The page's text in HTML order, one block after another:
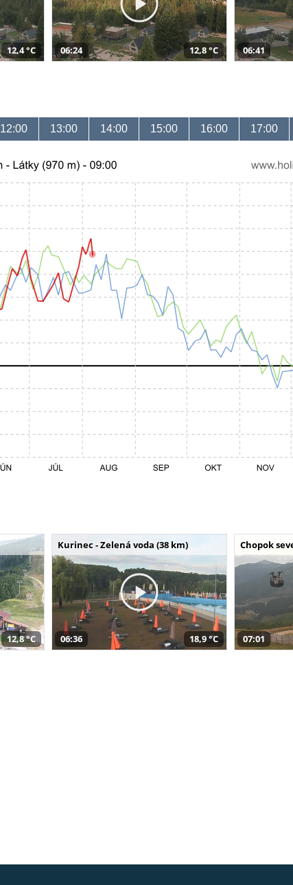
12,4 °C 06:24 12,8 °C 06:41
12:00 13:00 14:00 15:00 16:00 17:00
12,8 °C
Kurinec - Zelená voda (38 km)
06:36 18,9 °C
Chopok
07:01